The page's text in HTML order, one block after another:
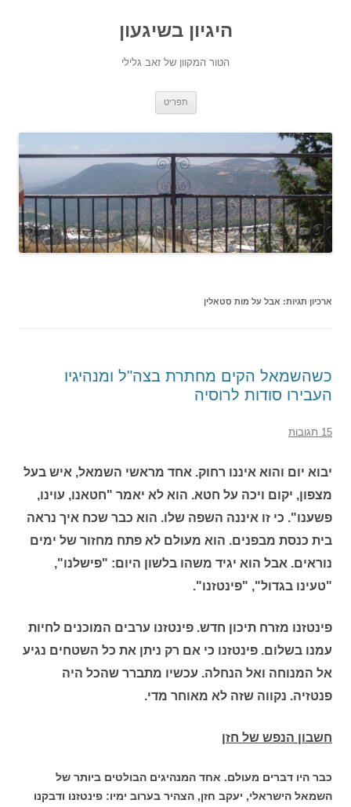
היגיון בשיגעון
הטור המקוון של זאב גלילי
תפריט
ארכיון תגיות: אבל על מות סטאלין
כשהשמאל הקים מחתרת בצה"ל ומנהיגיו
העבירו סודות לרוסיה
15 תגובות
יבוא יום והוא איננו רחוק. אחד מראשי השמאל, איש בעל
מצפון, יקום ויכה על חטא. הוא לא יאמר "חטאנו, עוינו,
פשענו". כי זו איננה השפה שלו. הוא כבר שכח איך נראה
בית כנסת מבפנים. הוא מעולם לא פתח מחזור של ימים
נוראים. אבל הוא יגיד משהו בלשון היום: "פישלנו",
"טעינו בגדול", "פינטזנו".
פינטזנו מזרח תיכון חדש. פינטזנו ערבים המוכנים לחיות
עמנו בשלום. פינטזנו כי אם רק ניתן את כל השטחים נגיע
אל המנוחה ואל הנחלה. עכשיו מתברר שהכל היה
פנטזיה. נקווה שזה לא מאוחר מדי.
חשבון הנפש של חזן
כבר היו דברים מעולם. אחד המנהיגים הבולטים ביותר של
השמאל הישראלי, יעקב חזן, הצהיר בערוב ימיו: פינטזנו ודבקנו